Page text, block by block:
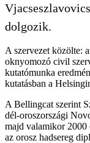
dolgozik.
A szervezet közölte:
oknyomozó civil
kutatómunka
kutatásban a
A Bellingcat szerint
dél-oroszországi
majd valamikor 2000
az orosz hadsereg